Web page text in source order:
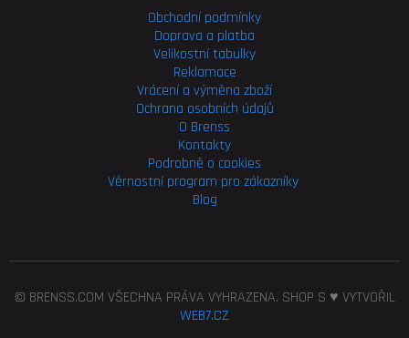
Obchodní podmínky
Doprava a platba
Velikostní tabulky
Reklamace
Vrácení a výměna zboží
Ochrana osobních údajů
O Brenss
Kontakty
Podrobně o cookies
Věrnostní program pro zákazníky
Blog
© BRENSS.COM VŠECHNA PRÁVA VYHRAZENA. SHOP S ♥ VYTVOŘIL
WEB7.CZ